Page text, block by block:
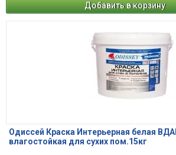
Добавить в корзину
Одиссей Краска Интерьерная белая
влагостойкая для сухих пом.15кг